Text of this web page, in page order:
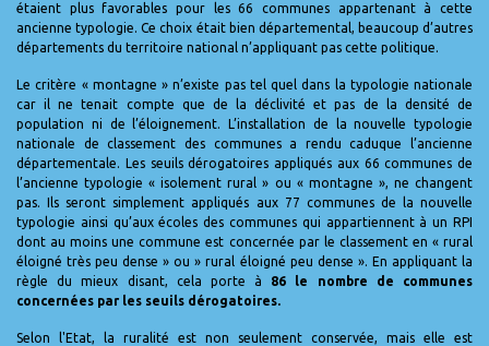
étaient plus favorables pour les 66 communes appartenant à cette
ancienne typologie. Ce choix était bien départemental, beaucoup d’autres
départements du territoire national n’appliquant pas cette politique.
Le critère « montagne » n’existe pas tel quel dans la typologie nationale
car il ne tenait compte que de la déclivité et pas de la densité de
population ni de l’éloignement. L’installation de la nouvelle typologie
nationale de classement des communes a rendu caduque l’ancienne
départementale. Les seuils dérogatoires appliqués aux 66 communes de
l’ancienne typologie « isolement rural » ou « montagne », ne changent
pas. Ils seront simplement appliqués aux 77 communes de la nouvelle
typologie ainsi qu’aux écoles des communes qui appartiennent à un RPI
dont au moins une commune est concernée par le classement en « rural
éloigné très peu dense » ou » rural éloigné peu dense ». En appliquant la
règle du mieux disant, cela porte à 86 le nombre de communes
concernées par les seuils dérogatoires.
Selon l'Etat, la ruralité est non seulement conservée, mais elle est